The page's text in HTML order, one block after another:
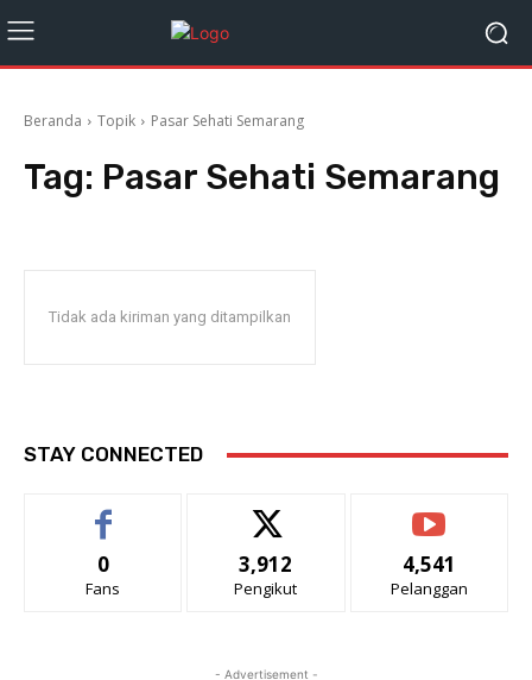
Beranda Topik Pasar Sehati Semarang
Tag: Pasar Sehati Semarang
Tidak ada kiriman yang ditampilkan
STAY CONNECTED
0
Fans
3,912
Pengikut
4,541
Pelanggan
- Advertisement -